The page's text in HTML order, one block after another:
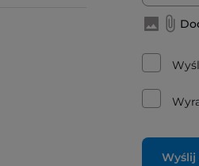
Wyślij